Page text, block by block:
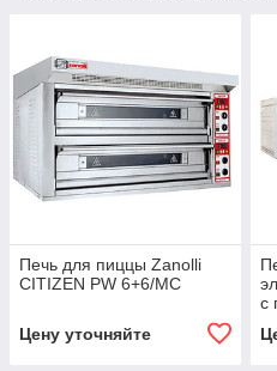
Печь для пиццы Zanolli
CITIZEN PW 6+6/MC
Цену уточняйте
с